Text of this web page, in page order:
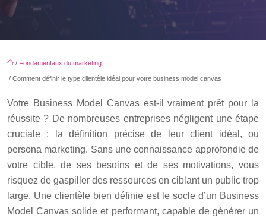
/ Fondamentaux du marketing
/ Comment définir le type clientèle idéal pour votre business model canvas
Votre Business Model Canvas est-il vraiment prêt pour la
réussite ? De nombreuses entreprises négligent une étape
cruciale : la définition précise de leur client idéal, ou
persona marketing. Sans une connaissance approfondie de
votre cible, de ses besoins et de ses motivations, vous
risquez de gaspiller des ressources en ciblant un public trop
large. Une clientèle bien définie est le socle d’un Business
Model Canvas solide et performant, capable de générer un